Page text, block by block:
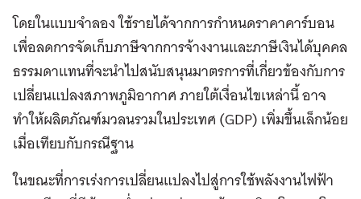
โดยในแบบจำลอง ใช้รายได้จากการกำหนดราคาคาร์บอน
เพื่อลดการจัดเก็บภาษีจากการจ้างงานและภาษีเงินได้บุคคล
ธรรมดาแทนที่จะนำไปสนับสนุนมาตรการที่เกี่ยวข้องกับการ
เปลี่ยนแปลงสภาพภูมิอากาศ ภายใต้เงื่อนไขเหล่านี้ อาจ
ทำให้ผลิตภัณฑ์มวลนรวมในประเทศ (GDP) เพิ่มขึ้นเล็กน้อย
เมื่อเทียบกับกรณีฐาน
ในขณะที่การเร่งการเปลี่ยนแปลงไปสู่การใช้พลังงานไฟฟ้า